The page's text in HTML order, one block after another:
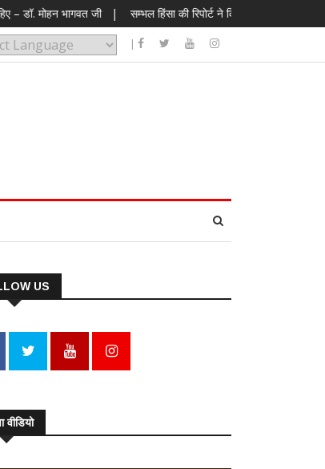
जी | सम्भल हिंसा की रिपोर्ट ने किया देशद्रोहियों का पर्दाफाश;
by
|
US
वीडियो